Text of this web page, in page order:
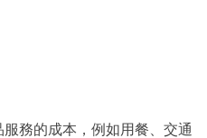
服務的成本，例如用餐、交通